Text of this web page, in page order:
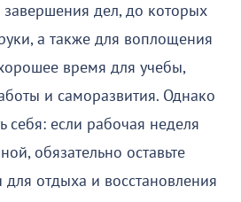
дел, до которых
а также для воплощения
время для учебы,
и саморазвития. Однако
себя: если рабочая неделя
обязательно оставьте
отдыха и восстановления